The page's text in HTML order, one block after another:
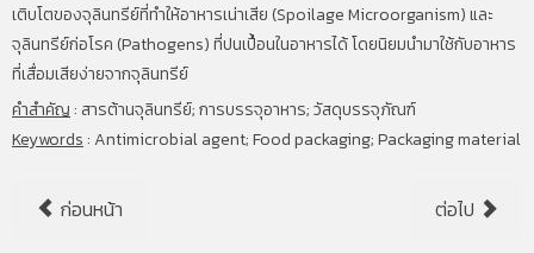
เติบโตของจุลินทรีย์ที่ทำให้อาหารเน่าเสีย (Spoilage Microorganism) และ
จุลินทรีย์ก่อโรค (Pathogens) ที่ปนเปื้อนในอาหารได้ โดยนิยมนำมาใช้กับอาหาร
ที่เสื่อมเสียง่ายจากจุลินทรีย์
คำสำคัญ: สารต้านจุลินทรีย์; การบรรจุอาหาร; วัสดุบรรจุภัณฑ์
Keywords: Antimicrobial agent; Food packaging; Packaging material
ก่อนหน้า ต่อไป